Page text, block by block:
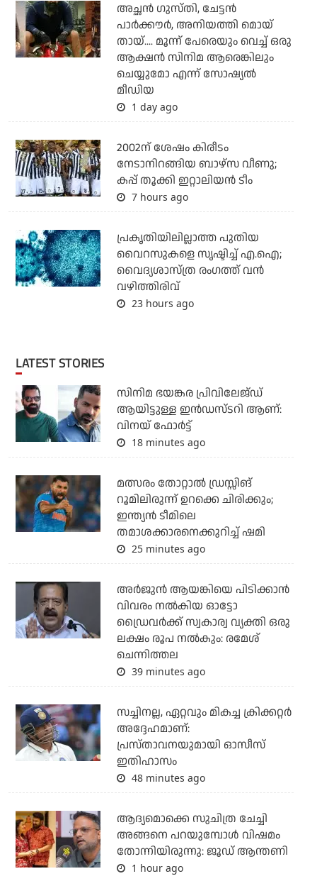
അച്ഛന്‍ ഗുസ്തി, ചേട്ടന്‍
പാര്‍ക്കൗര്‍, അനിയത്തി മൊയ്
തായ്.... മൂന്ന് പേരെയും വെച്ച് ഒരു
ആക്ഷന്‍ സിനിമ ആരെങ്കിലും
ചെയ്യുമോ എന്ന് സോഷ്യല്‍
മീഡിയ
1 day ago
2002ന് ശേഷം കിരീടം
നേടാനിറങ്ങിയ ബാഴ്സ വീണു;
കപ്പ് തൂക്കി ഇറ്റാലിയൻ ടീം
7 hours ago
പ്രകൃതിയിലില്ലാത്ത പുതിയ
വൈറസുകളെ സൃഷ്ടിച്ച് എ.ഐ;
വൈദ്യശാസ്ത്ര രംഗത്ത് വന്‍
വഴിത്തിരിവ്
23 hours ago
LATEST STORIES
സിനിമ ഭയങ്കര പ്രിവിലേജ്ഡ്
ആയിട്ടുള്ള ഇൻഡസ്ടറി ആണ്:
വിനയ് ഫോർട്ട്
18 minutes ago
മത്സരം തോറ്റാല്‍ ഡ്രസ്സിങ്
റൂമിലിരുന്ന് ഉറക്കെ ചിരിക്കും;
ഇന്ത്യന്‍ ടീമിലെ
തമാശക്കാരനെക്കുറിച്ച് ഷമി
25 minutes ago
അര്‍ജുന്‍ ആയങ്കിയെ പിടിക്കാന്‍
വിവരം നല്‍കിയ ഓട്ടോ
ഡ്രൈവര്‍ക്ക് സ്വകാര്വ വ്യക്തി ഒരു
ലക്ഷം രൂപ നല്‍കും: രമേശ്
ചെന്നിത്തല
39 minutes ago
സച്ചിനല്ല, ഏറ്റവും മികച്ച ക്രിക്കറ്റര്‍
അദ്ദേഹമാണ്:
പ്രസ്താവനയുമായി ഓസീസ്
ഇതിഹാസം
48 minutes ago
ആദ്യമൊക്കെ സുചിത്ര ചേച്ചി
അങ്ങനെ പറയുമ്പോൾ വിഷമം
തോന്നിയിരുന്നു: ജൂഡ് ആന്തണി
1 hour ago